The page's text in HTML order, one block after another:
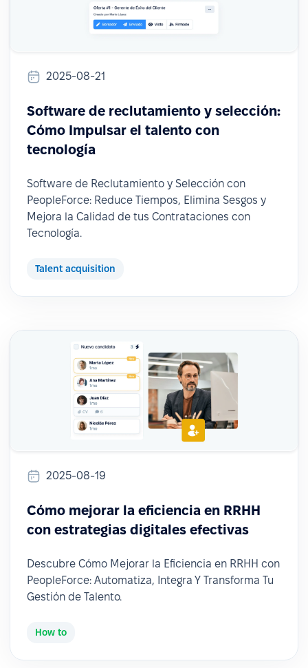
2025-08-21
Software de reclutamiento y selección:
Cómo Impulsar el talento con
tecnología
Software de Reclutamiento y Selección con
PeopleForce: Reduce Tiempos, Elimina Sesgos y
Mejora la Calidad de tus Contrataciones con
Tecnología.
Talent acquisition
2025-08-19
Cómo mejorar la eficiencia en RRHH
con estrategias digitales efectivas
Descubre Cómo Mejorar la Eficiencia en RRHH con
PeopleForce: Automatiza, Integra Y Transforma Tu
Gestión de Talento.
How to